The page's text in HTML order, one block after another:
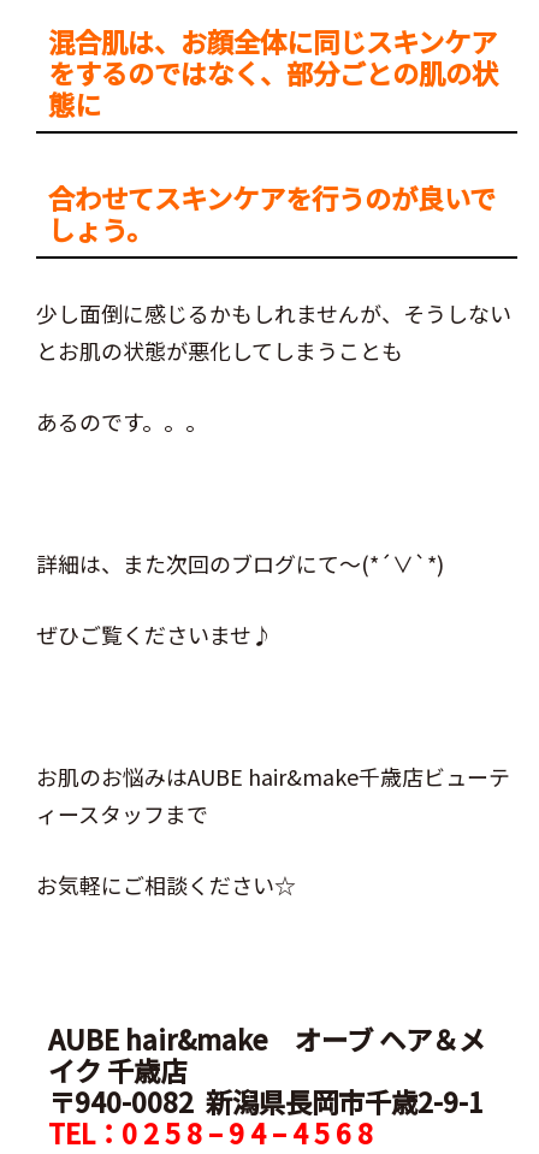
混合肌は、お顔全体に同じスキンケア
をするのではなく、部分ごとの肌の状
態に
合わせてスキンケアを行うのが良いで
しょう。
少し面倒に感じるかもしれませんが、そうしない
とお肌の状態が悪化してしまうことも
あるのです。。。
詳細は、また次回のブログにて～(*´∨`*)
ぜひご覧くださいませ♪
お肌のお悩みはAUBE hair&make千歳店ビューテ
ィースタッフまで
お気軽にご相談ください☆
AUBE hair&make オーブ ヘア＆メ
イク 千歳店
〒940-0082 新潟県長岡市千歳2-9-1
TEL：0 2 5 8 – 9 4 – 4 5 6 8